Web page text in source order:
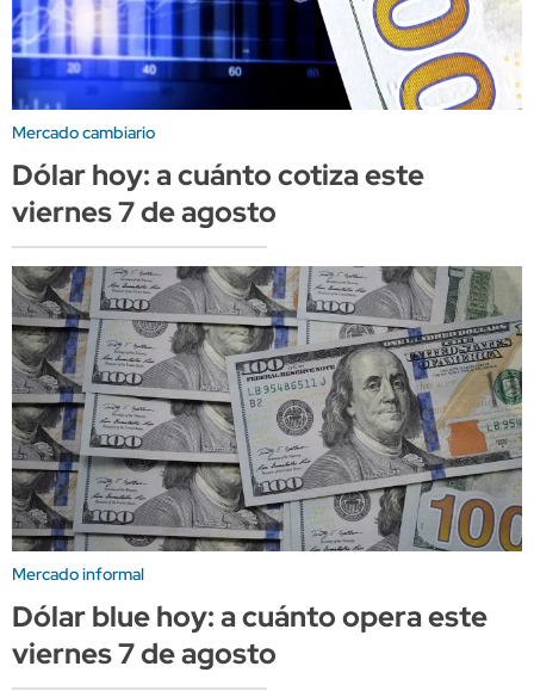
Mercado cambiario
Dólar hoy: a cuánto cotiza este
viernes 7 de agosto
Mercado informal
Dólar blue hoy: a cuánto opera este
viernes 7 de agosto